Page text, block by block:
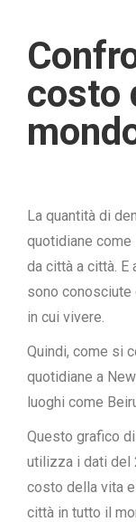
costo
La quantità di
quotidiane come
da città a città. E
sono
in cui vivere.
Quindi, come si
quotidiane a
luoghi come
Questo grafico di
utilizza i dati del
costo della vita
città in tutto il